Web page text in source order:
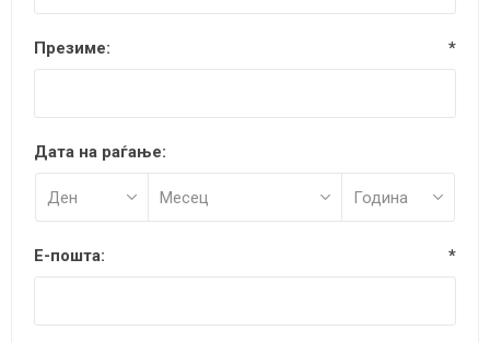
Презиме: *
Дата на раѓање:
Е-пошта: *